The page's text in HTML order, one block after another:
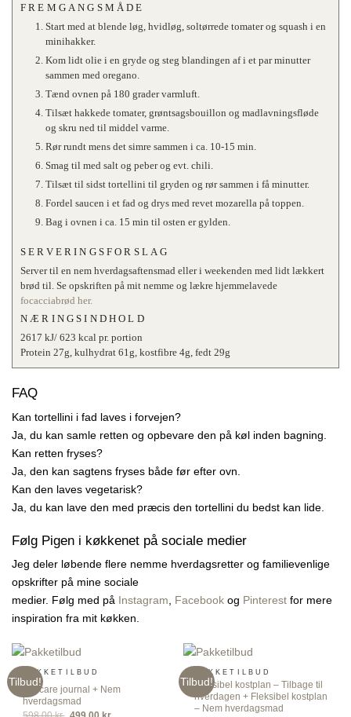
FREMGANGSMÅDE
Start med at blende løg, hvidløg, soltørrede tomater og squash i en
minihakker.
Kom lidt olie i en gryde og steg blandingen af i et par minutter
sammen med oregano.
Tænd ovnen på 180 grader varmluft.
Tilsæt hakkede tomater, grøntsagsbouillon og madlavningsfløde
og skru ned til middel varme.
Rør rundt mens det simre sammen i ca. 10-15 min.
Smag til med salt og peber og evt. chili.
Tilsæt til sidst tortellini til gryden og rør sammen i få minutter.
Fordel saucen i et fad og drys med revet mozarella på toppen.
Bag i ovnen i ca. 15 min til osten er gylden.
SERVERINGSFORSLAG
Server til en nem hverdagsaftensmad eller i weekenden med lidt lækkert
brød til. Se opskriften på mit nemme og lækre hjemmelavede
focacciabrød her.
NÆRINGSINDHOLD
2617 kJ/ 623 kcal pr. portion
Protein 27g, kulhydrat 61g, kostfibre 4g, fedt 29g
FAQ
Kan tortellini i fad laves i forvejen?
Ja, du kan samle retten og opbevare den på køl inden bagning.
Kan retten fryses?
Ja, den kan sagtens fryses både før efter ovn.
Kan den laves vegetarisk?
Ja, du kan lave den med præcis den tortellini du bedst kan lide.
Følg Pigen i køkkenet på sociale medier
Jeg deler løbende flere nemme hverdagsretter og familievenlige
opskrifter på mine sociale
medier. Følg med på Instagram Facebook og Pinterest for mere
inspiration fra mit køkken.
Tilbud!
PAKKETILBUD
Selfcare journal + Nem
hverdagsmad
Den
Tilbud!
PAKKETILBUD
Fleksibel kostplan – Tilbage til
hverdagen + Fleksibel kostplan
– Nem hverdagsmad